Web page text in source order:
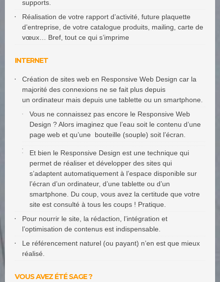
supports.
Réalisation de votre rapport d’activité, future plaquette
d’entreprise, de votre catalogue produits, mailing, carte de
vœux… Bref, tout ce qui s’imprime
INTERNET
Création de sites web en Responsive Web Design car la
majorité des connexions ne se fait plus depuis
un ordinateur mais depuis une tablette ou un smartphone.
Vous ne connaissez pas encore le Responsive Web
Design ? Alors imaginez que l’eau soit le contenu d’une
page web et qu’une bouteille (souple) soit l’écran.
Et bien le Responsive Design est une technique qui
permet de réaliser et développer des sites qui
s’adaptent automatiquement à l’espace disponible sur
l’écran d’un ordinateur, d’une tablette ou d’un
smartphone. Du coup, vous avez la certitude que votre
site est consulté à tous les coups ! Pratique.
Pour nourrir le site, la rédaction, l’intégration et
l’optimisation de contenus est indispensable.
Le référencement naturel (ou payant) n’en est que mieux
réalisé.
VOUS AVEZ ÉTÉ SAGE ?